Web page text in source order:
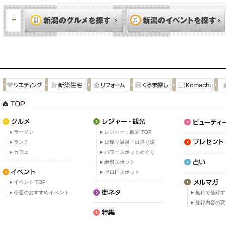
ラーメン
ランチ
カフェ
イベント TOP
今週のおすすめイベント
レジャー・観光 TOP
日帰り温泉・日帰り湯
パワースポットめぐり
絶景スポット
ゼロ円スポット
無料で登録
登録内容の